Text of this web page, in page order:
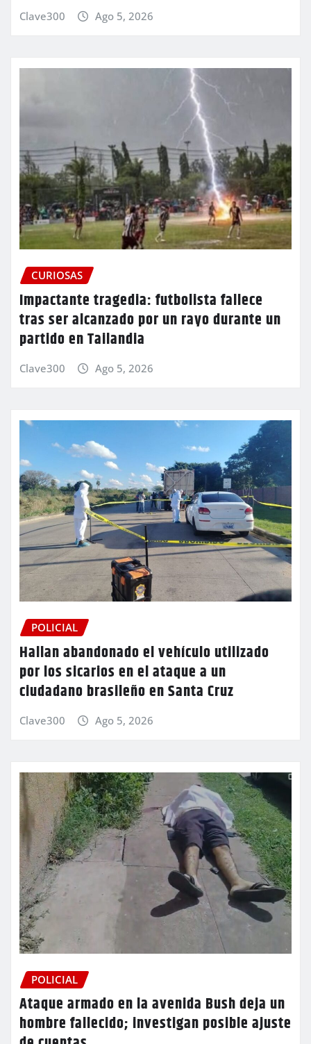
Clave300 Ago 5, 2026
CURIOSAS
Impactante tragedia: futbolista fallece
tras ser alcanzado por un rayo durante un
partido en Tailandia
Clave300 Ago 5, 2026
POLICIAL
Hallan abandonado el vehículo utilizado
por los sicarios en el ataque a un
ciudadano brasileño en Santa Cruz
Clave300 Ago 5, 2026
POLICIAL
Ataque armado en la avenida Bush deja un
hombre fallecido; investigan posible ajuste